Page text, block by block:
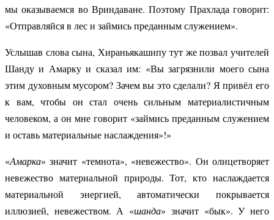
мы оказываемся во Вриндаване. Поэтому Прахлада говорит:
«Отправляйся в лес и займись преданным служением».
Услышав слова сына, Хираньякашипу тут же позвал учителей
Шанду и Амарку и сказал им: «Вы загрязнили моего сына
этим духовным мусором? Зачем вы это сделали? Я привёл его
к вам, чтобы он стал очень сильным материалистичным
человеком, а он мне говорит «займись преданным служением
и оставь материальные наслаждения»!»
«Амарка» значит «темнота», «невежество». Он олицетворяет
невежество материальной природы. Тот, кто наслаждается
материальной энергией, автоматически покрывается
иллюзией, невежеством. А «шанда» значит «бык». У него